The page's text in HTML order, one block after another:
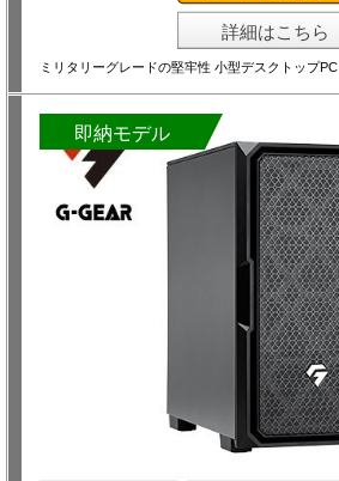
詳細はこちら
ミリタリーグレードの堅牢性 小型デスクトップPC
即納モデル